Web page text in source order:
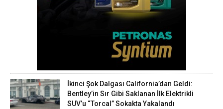
İkinci Şok Dalgası California’dan Geldi:
Bentley’in Sır Gibi Saklanan İlk Elektrikli
SUV’u “Torcal” Sokakta Yakalandı